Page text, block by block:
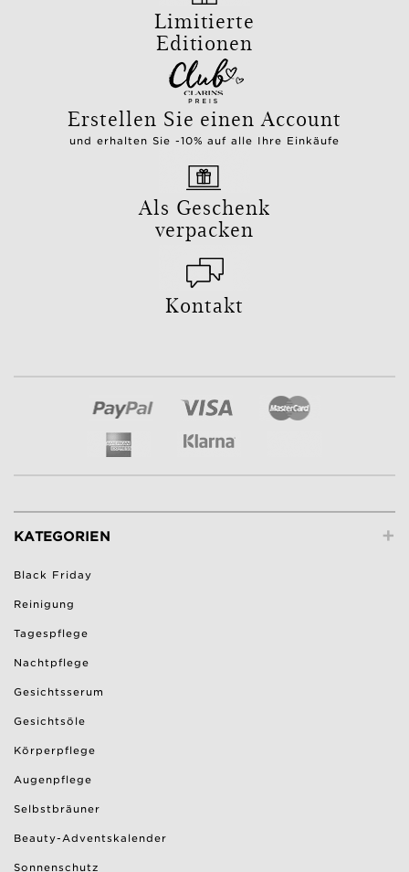
Limitierte
Editionen
Erstellen Sie einen Account
und erhalten Sie -10% auf alle Ihre Einkäufe
Als Geschenk
verpacken
Kontakt
+
KATEGORIEN
Black Friday
Reinigung
Tagespflege
Nachtpflege
Gesichtsserum
Gesichtsöle
Körperpflege
Augenpflege
Selbstbräuner
Beauty-Adventskalender
Sonnenschutz